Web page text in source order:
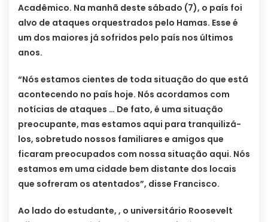
Acadêmico. Na manhã deste sábado (7), o país foi
alvo de ataques orquestrados pelo Hamas. Esse é
um dos maiores já sofridos pelo país nos últimos
anos.
“Nós estamos cientes de toda situação do que está
acontecendo no país hoje. Nós acordamos com
notícias de ataques … De fato, é uma situação
preocupante, mas estamos aqui para tranquilizá-
los, sobretudo nossos familiares e amigos que
ficaram preocupados com nossa situação aqui. Nós
estamos em uma cidade bem distante dos locais
que sofreram os atentados”, disse Francisco.
Ao lado do estudante, , o universitário Roosevelt